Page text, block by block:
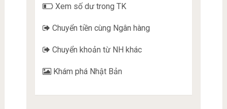
Xem số dư trong TK
Chuyển tiền cùng Ngân hàng
Chuyển khoản từ NH khác
Khám phá Nhật Bản